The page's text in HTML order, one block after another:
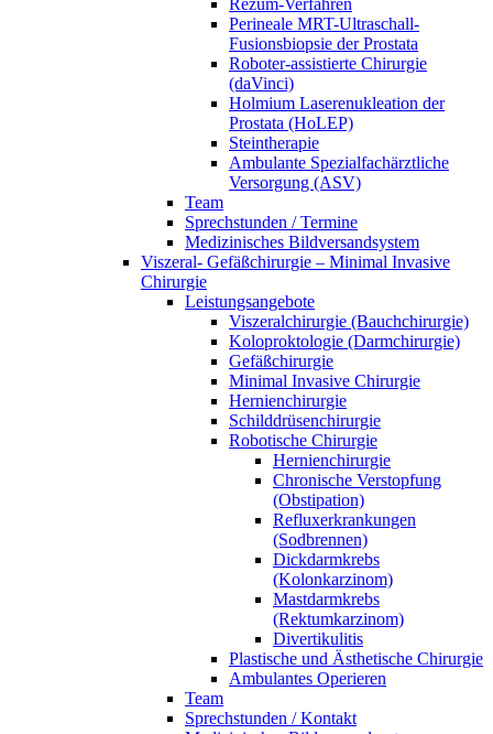
Perineale MRT-Ultraschall-
Fusionsbiopsie der Prostata
Roboter-assistierte Chirurgie
(daVinci)
Holmium Laserenukleation der
Prostata (HoLEP)
Steintherapie
Ambulante Spezialfachärztliche
Versorgung (ASV)
Team
Sprechstunden / Termine
Medizinisches Bildversandsystem
Viszeral- Gefäßchirurgie – Minimal Invasive
Chirurgie
Leistungsangebote
Viszeralchirurgie (Bauchchirurgie)
Koloproktologie (Darmchirurgie)
Gefäßchirurgie
Minimal Invasive Chirurgie
Hernienchirurgie
Schilddrüsenchirurgie
Robotische Chirurgie
Hernienchirurgie
Chronische Verstopfung
(Obstipation)
Refluxerkrankungen
(Sodbrennen)
Dickdarmkrebs
(Kolonkarzinom)
Mastdarmkrebs
(Rektumkarzinom)
Divertikulitis
Plastische und Ästhetische Chirurgie
Ambulantes Operieren
Team
Sprechstunden / Kontakt